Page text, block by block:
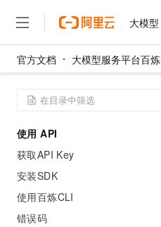
大模型
官方文档 大模型服务平台百炼
使用 API
获取API Key
安装SDK
使用百炼CLI
错误码
大模型
产品
精选产品
计算
解决方案
精选解决方案
互联网应用开发
权益
定价
云市场
伙伴
服务
了解阿里云